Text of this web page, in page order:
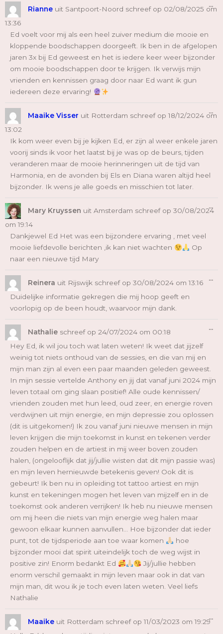
Rianne uit Santpoort-Noord schreef op 02/08/2025 om
13:36
Ed voelt voor mij als een heel zuiver medium die mooie en
kloppende boodschappen doorgeeft. Ik ben in de afgelopen
jaren 3x bij Ed geweest en het is iedere keer weer bijzonder
om mooie boodschappen door te krijgen. Ik verwijs mijn
vrienden en kennissen graag door naar Ed want ik gun
iedereen deze ervaring!
...
Maaike Visser uit Rotterdam schreef op 18/12/2024 om
13:02
Ik kom weer even bij je kijken Ed, er zijn al weer enkele jaren
voorij sinds ik voor het laatst bij je was op de beurs, tijden
veranderen maar de mooie herinneringen uit de tijd van
Harmonia, en de avonden bij Els en Diana waren altijd heel
bijzonder. Ik wens je alle goeds en misschien tot later.
...
Mary Kruyssen uit Amsterdam schreef op 30/08/2024
om 19:14
Dankjewel Ed Het was een bijzondere ervaring , met veel
mooie liefdevolle berichten ,ik kan niet wachten
Op
naar een nieuwe tijd Mary
...
Reinera uit Rijswijk schreef op 30/08/2024 om 13:16
Duidelijke informatie gekregen die mij hoop geeft en
voorlopig op de been houdt, waarvoor mijn dank.
...
Nathalie schreef op 24/07/2024 om 00:18
Hey Ed, ik wil jou toch wat laten weten! Ik weet dat jijzelf
weinig tot niets onthoud van de sessies, en die van mij en
mijn man zijn al even een paar maanden geleden geweest.
In mijn sessie vertelde Anthony en jij dat vanaf juni 2024 mijn
leven totaal om ging slaan positief! Alle oude kennissen/
vrienden zouden met hun leed, oud zeer, en energie roven
verdwijnen uit mijn energie, en mijn depressie zou oplossen
(dit is uitgekomen!) Ik zou vanaf juni nieuwe mensen in mijn
leven krijgen die mijn toekomst in kunst en tekenen verder
zouden helpen en de artiest in mij weer boven zouden
halen, (ongelooflijk dat jij/jullie wisten dat dit mijn passie was)
en mijn leven hernieuwde betekenis geven! Ook dit is
gebeurt! Ik ben nu in opleiding tot tattoo artiest en mijn
kunst en tekeningen mogen het leven van mijzelf en in de
toekomst ook anderen verrijken! Ik heb nu nieuwe mensen
om mij heen die niets van mijn energie weg halen maar
gewoon elkaar kunnen aanvullen... Hoe bijzonder dat ieder
punt, tot de tijdsperiode aan toe waar komen
hoe
bijzonder mooi dat spirit uiteindelijk toch de weg wijst in
positive zin! Enorm bedankt Ed
Jij/jullie hebben
enorm verschil gemaakt in mijn leven maar ook in dat van
mijn man, dit wou ik je toch even laten weten. Veel liefs
Nathalie
...
Maaike uit Rotterdam schreef op 11/03/2023 om 19:29
...